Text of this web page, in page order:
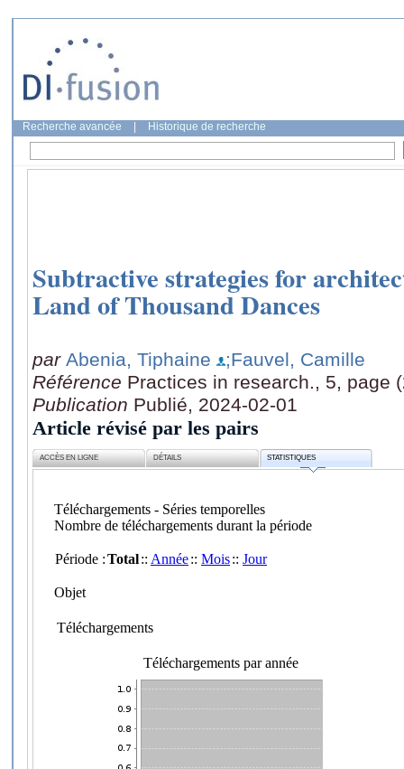
Recherche avancée Historique de recherche
Subtractive strategies for
Land of Thousand Dances
par Abenia, Tiphaine
;Fauvel, Camille
Référence Practices in research., 5, page
Publication Publié, 2024-02-01
Article révisé par les pairs
ACCÈS EN LIGNE DÉTAILS STATISTIQUES